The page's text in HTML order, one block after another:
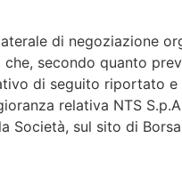
di negoziazione
secondo quanto
di seguito riportato e
relativa NTS
Società, sul sito di